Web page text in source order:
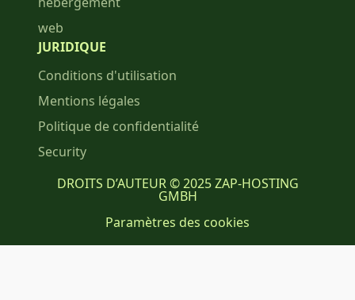
web
JURIDIQUE
Conditions d'utilisation
Mentions légales
Politique de confidentialité
Security
DROITS D’AUTEUR © 2025 ZAP-HOSTING
GMBH
Paramètres des cookies